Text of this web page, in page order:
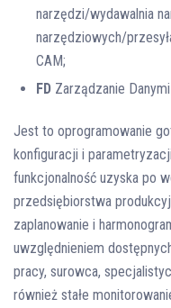
narzędzi/wydawalnia
narzędziowych/
CAM;
FD Zarządzanie
Jest to oprogramowanie
konfiguracji i
funkcjonalność uzyska po
przedsiębiorstwa
zaplanowanie i
uwzględnieniem
pracy, surowca,
również stałe